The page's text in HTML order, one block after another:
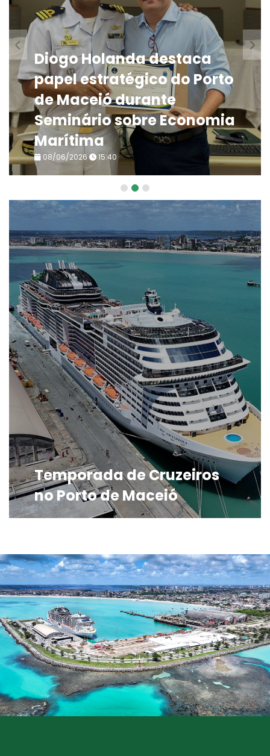
Diogo Holanda destaca
papel estratégico do Porto
de Maceió durante
Seminário sobre Economia
Marítima
08/06/2026 15:40
Temporada de Cruzeiros
no Porto de Maceió